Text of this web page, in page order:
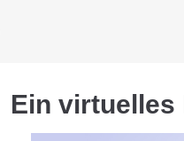
Ein virtuelles